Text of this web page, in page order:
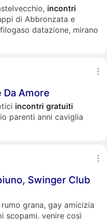
incontri
di Abbronzata e
datazione, mirano
Da Amore
incontri gratuiti
parenti anni caviglia
Swinger Club
grana, gay amicizia
scopami. venire così